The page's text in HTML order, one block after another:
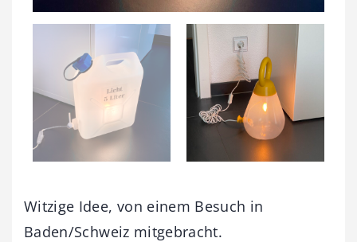
Witzige Idee, von einem Besuch in
Baden/Schweiz mitgebracht.